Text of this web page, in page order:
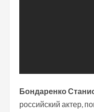
Бондаренко
российский актер,